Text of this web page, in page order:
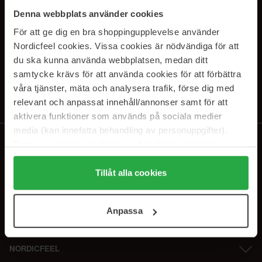
Denna webbplats använder cookies
För att ge dig en bra shoppingupplevelse använder
Nordicfeel cookies. Vissa cookies är nödvändiga för att
du ska kunna använda webbplatsen, medan ditt
samtycke krävs för att använda cookies för att förbättra
våra tjänster, mäta och analysera trafik, förse dig med
relevant och anpassat innehåll/annonser samt för att
aktivera funktioner som används på sociala medier
media (kan innefatta behandling av personuppgifter).
Genom att trycka på "Tillåt alla cookies" accepterar du
alla cookies, medan du under "Detaljer" kan anpassa
användningen av cookies. Du kan när som helst återkalla
samt vår Integritetspolicy.
Tillåt alla cookies
Anpassa
SUBSCRIBE TO OUR
NEWSLETTER
Tilaamalla hyväksyttietosuojakäytäntömme. Peruuta tilaus milloin
tahansa.
NORDICFEEL